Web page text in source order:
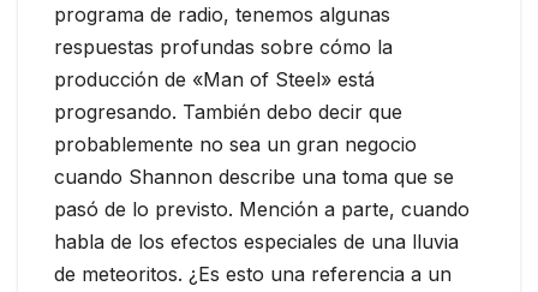
programa de radio, tenemos algunas
respuestas profundas sobre cómo la
producción de «Man of Steel» está
progresando. También debo decir que
probablemente no sea un gran negocio
cuando Shannon describe una toma que se
pasó de lo previsto. Mención a parte, cuando
habla de los efectos especiales de una lluvia
de meteoritos. ¿Es esto una referencia a un